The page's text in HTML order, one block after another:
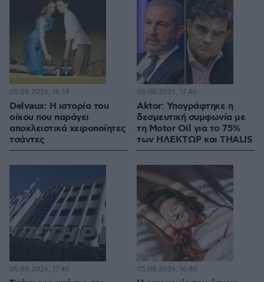
Delvaux: Η ιστορία του
οίκου που παράγει
αποκλειστικά χειροποίητες
τσάντες
05.08.2026, 18:14
Aktor: Υπογράφτηκε η
δεσμευτική συμφωνία με
τη Motor Oil για το 75%
των ΗΛΕΚΤΩΡ και THALIS
05.08.2026, 17:46
05.08.2026, 17:40 05.08.2026, 16:40